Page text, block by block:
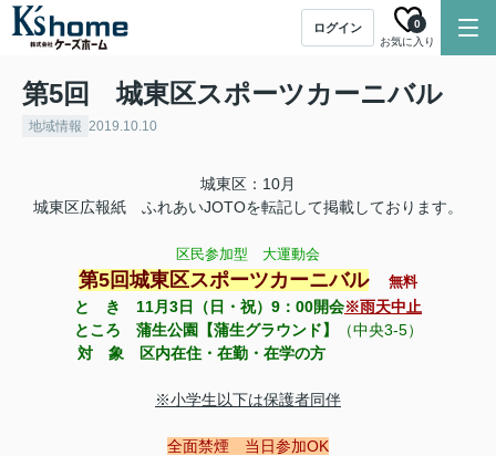
ログイン
お気に入り
0
第5回 城東区スポーツカーニバル
地域情報 2019.10.10
城東区：10月
城東区広報紙 ふれあいJOTOを転記して掲載しております。
区民参加型 大運動会
第5回城東区スポーツカーニバル 無料
と き 11月3日（日・祝）9：00開会※雨天中止
ところ 蒲生公園【蒲生グラウンド】
（中央3-5）
対 象 区内在住・在勤・在学の方
※小学生以下は保護者同伴
全面禁煙 当日参加OK